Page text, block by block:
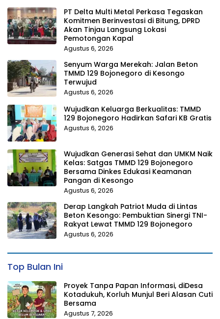
PT Delta Multi Metal Perkasa Tegaskan
Komitmen Berinvestasi di Bitung, DPRD
Akan Tinjau Langsung Lokasi
Pemotongan Kapal
Agustus 6, 2026
Senyum Warga Merekah: Jalan Beton
TMMD 129 Bojonegoro di Kesongo
Terwujud
Agustus 6, 2026
Wujudkan Keluarga Berkualitas: TMMD
129 Bojonegoro Hadirkan Safari KB Gratis
Agustus 6, 2026
Wujudkan Generasi Sehat dan UMKM Naik
Kelas: Satgas TMMD 129 Bojonegoro
Bersama Dinkes Edukasi Keamanan
Pangan di Kesongo
Agustus 6, 2026
Derap Langkah Patriot Muda di Lintas
Beton Kesongo: Pembuktian Sinergi TNI-
Rakyat Lewat TMMD 129 Bojonegoro
Agustus 6, 2026
Top Bulan Ini
Proyek Tanpa Papan Informasi, diDesa
Kotadukuh, Korluh Munjul Beri Alasan Cuti
Bersama
Agustus 7, 2026